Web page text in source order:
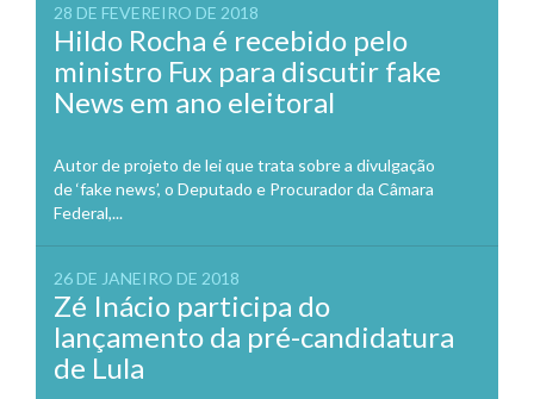
28 DE FEVEREIRO DE 2018
Hildo Rocha é recebido pelo
ministro Fux para discutir fake
News em ano eleitoral
Autor de projeto de lei que trata sobre a divulgação
de ‘fake news’, o Deputado e Procurador da Câmara
Federal,...
26 DE JANEIRO DE 2018
Zé Inácio participa do
lançamento da pré-candidatura
de Lula